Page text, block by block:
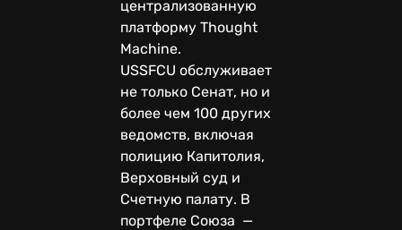
централизованную
платформу Thought
Machine.
USSFCU обслуживает
не только Сенат, но и
более чем 100 других
ведомств, включая
полицию Капитолия,
Верховный суд и
Счетную палату. В
портфеле Союза —